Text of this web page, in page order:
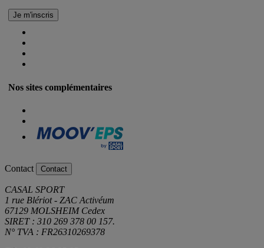
Nos sites complémentaires
Contact Contact
CASAL SPORT
1 rue Blériot - ZAC Activéum
67129 MOLSHEIM Cedex
SIRET : 310 269 378 00 157.
N° TVA : FR26310269378